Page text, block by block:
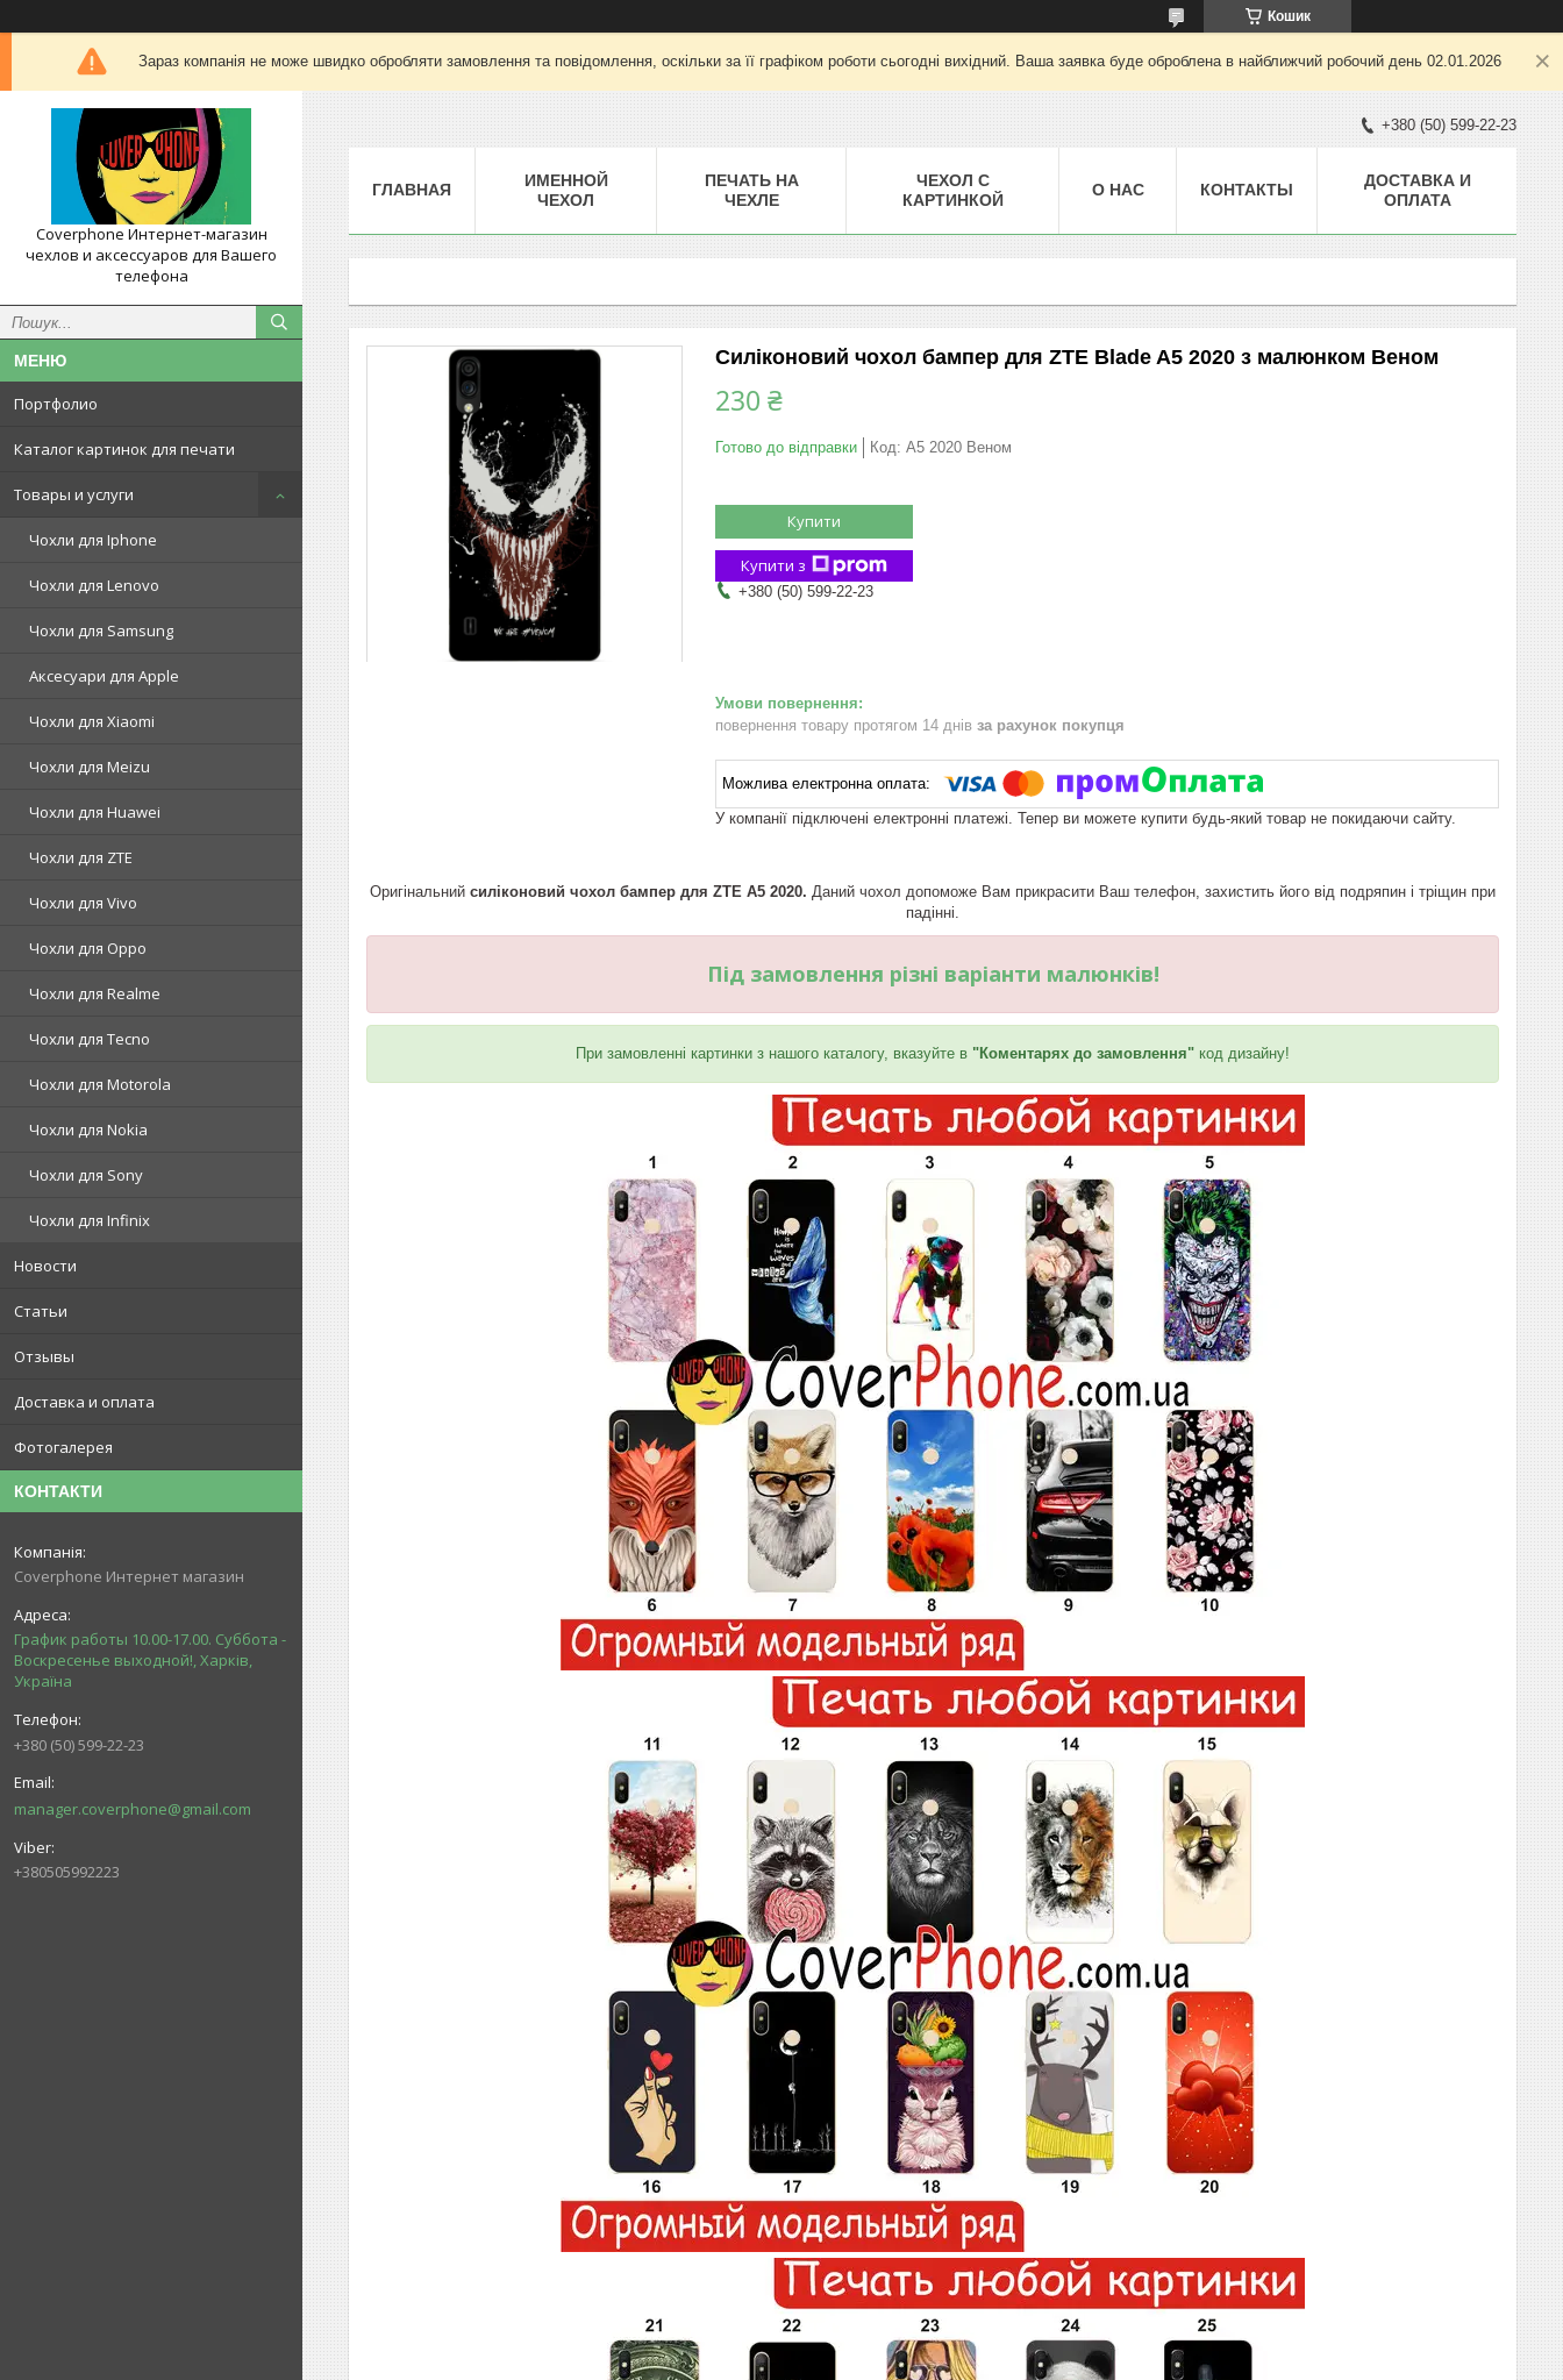
Кошик
Зараз компанія не може швидко обробляти замовлення та повідомлення, оскільки за її графіком роботи сьогодні вихідний. Ваша заявка буде оброблена в найближчий робочий день 02.01.2026
Coverphone Интернет-магазин
чехлов и аксессуаров для Вашего
телефона
Портфолио
Каталог картинок для печати
Товары и услуги
Чохли для Iphone
Чохли для Lenovo
Чохли для Samsung
Аксесуари для Apple
Чохли для Xiaomi
Чохли для Meizu
Чохли для Huawei
Чохли для ZTE
Чохли для Vivo
Чохли для Oppo
Чохли для Realme
Чохли для Tecno
Чохли для Motorola
Чохли для Nokia
Чохли для Sony
Чохли для Infinix
Новости
Статьи
Отзывы
Доставка и оплата
Фотогалерея
КОНТАКТИ
Coverphone Интернет магазин
График работы 10.00-17.00. Суббота -
Воскресенье выходной!, Харків,
Україна
+380 (50) 599-22-23
manager.coverphone@gmail.com
+380505992223
+380 (50) 599-22-23
ГЛАВНАЯ
ИМЕННОЙ
ЧЕХОЛ
ПЕЧАТЬ НА
ЧЕХЛЕ
ЧЕХОЛ С
КАРТИНКОЙ
О НАС КОНТАКТЫ
ДОСТАВКА И
ОПЛАТА
Силіконовий чохол бампер для ZTE Blade A5 2020 з малюнком Веном
230 ₴
Готово до відправки Код: A5 2020 Веном
Купити
Купити з
+380 (50) 599-22-23
повернення товару протягом 14 днів за рахунок покупця
У компанії підключені електронні платежі. Тепер ви можете купити будь-який товар не покидаючи сайту.
Оригінальний силіконовий чохол бампер для ZTE A5 2020. Даний чохол допоможе Вам прикрасити Ваш телефон, захистить його від подряпин і тріщин при
падінні.
Під замовлення різні варіанти малюнків!
При замовленні картинки з нашого каталогу, вказуйте в "Коментарях до замовлення" код дизайну!